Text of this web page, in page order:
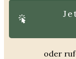
oder